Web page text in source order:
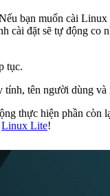
bạn muốn cài
cài đặt sẽ tự động co
tục.
tính, tên người dùng
thực hiện phần
Linux Lite!